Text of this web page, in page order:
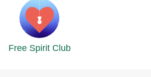
Free Spirit Club